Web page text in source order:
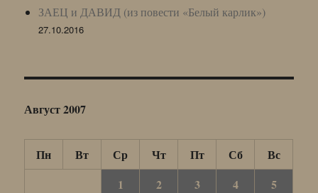
ЗАЕЦ и ДАВИД (из повести «Белый карлик»)
27.10.2016
Август 2007
Пн Вт Ср Чт Пт Сб
Вс
1
2 3 4
5